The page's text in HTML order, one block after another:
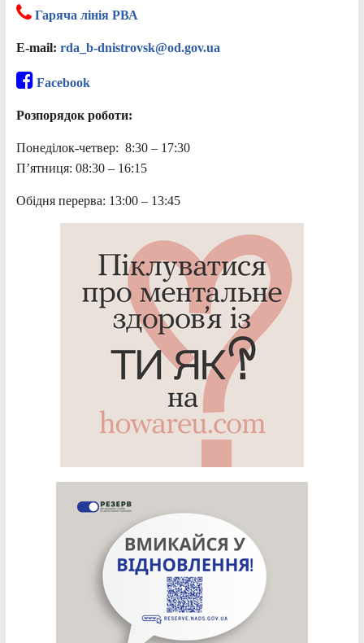
Гаряча лінія РВА
E-mail: rda_b-dnistrovsk@od.gov.ua
Facebook
Розпорядок роботи:
Понеділок-четвер: 8:30 – 17:30
П’ятниця: 08:30 – 16:15
Обідня перерва: 13:00 – 13:45